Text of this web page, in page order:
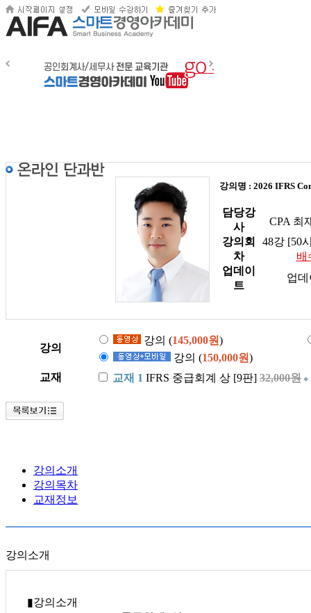
강의명 : 2026 IFRS
담당강
사
CPA 최
강의회
차
48강 [50
배
업데이
트
업
강의
강의 (145,000원)
강의 (150,000원)
교재
교재 1 IFRS 중급회계 상 [9판] 32,000원
강의소개
강의목차
교재정보
강의소개
▮강의소개